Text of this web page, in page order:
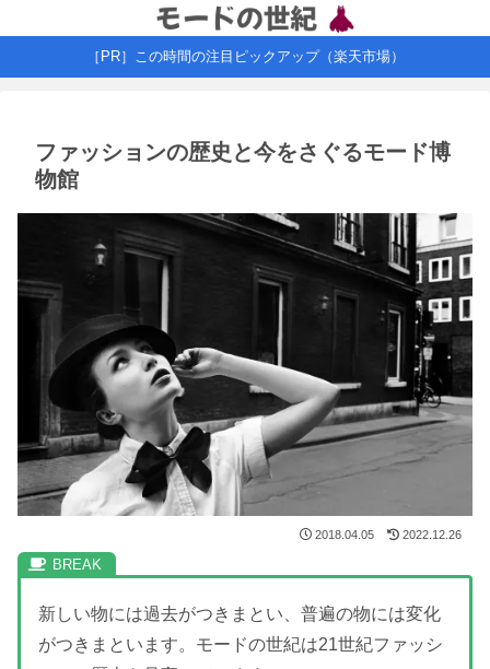
［PR］この時間の注目ピックアップ（楽天市場）
ファッションの歴史と今をさぐるモード博
物館
2018.04.05 2022.12.26
新しい物には過去がつきまとい、普遍の物には変化
がつきまといます。モードの世紀は21世紀ファッシ